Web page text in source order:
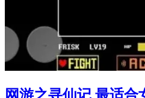
网游之寻仙记 最适